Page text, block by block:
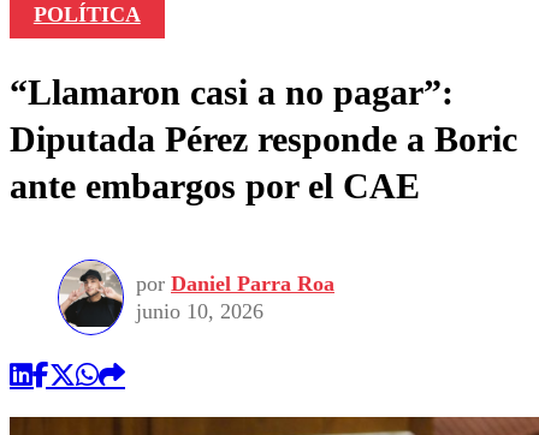
POLÍTICA
“Llamaron casi a no pagar”:
Diputada Pérez responde a Boric
ante embargos por el CAE
por Daniel Parra Roa
junio 10, 2026